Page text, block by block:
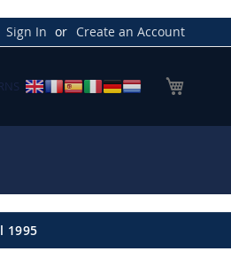
Sign In Create an Account
1995